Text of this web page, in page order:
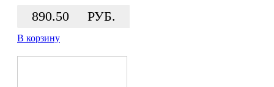
890.50 РУБ.
В корзину